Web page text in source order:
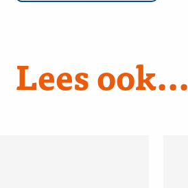
Lees ook...